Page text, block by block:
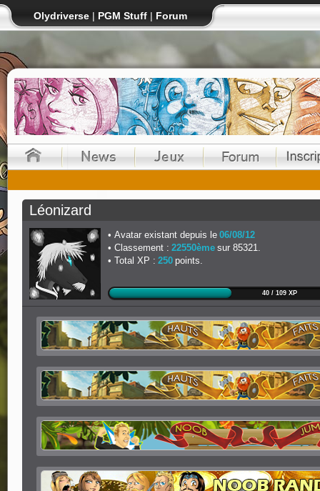
Olydriverse | PGM Stuff | Forum
Léonizard
Avatar existant depuis le 06/08/12
Classement : 22550ème sur 85321.
Total XP : 250 points.
40 / 109 XP